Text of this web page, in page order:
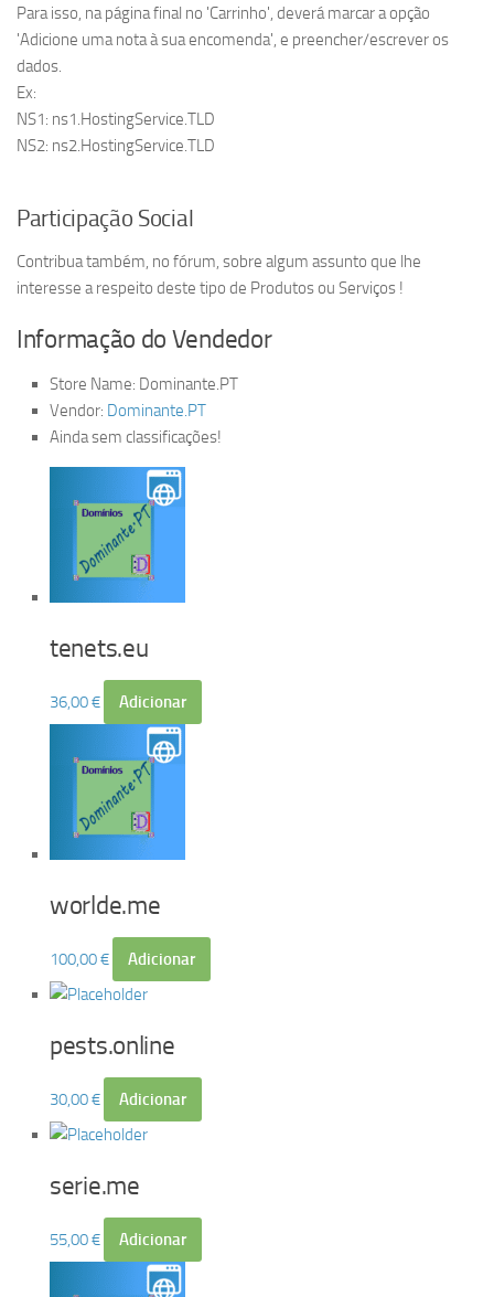
Para isso, na página final no 'Carrinho', deverá marcar a opção
'Adicione uma nota à sua encomenda', e preencher/escrever os
dados.
Ex:
NS1: ns1.HostingService.TLD
NS2: ns2.HostingService.TLD
Participação Social
Contribua também, no fórum, sobre algum assunto que lhe
interesse a respeito deste tipo de Produtos ou Serviços !
Informação do Vendedor
Store Name: Dominante.PT
Vendor: Dominante.PT
Ainda sem classificações!
tenets.eu
36,00€ Adicionar
worlde.me
100,00€ Adicionar
pests.online
30,00€ Adicionar
serie.me
55,00€ Adicionar